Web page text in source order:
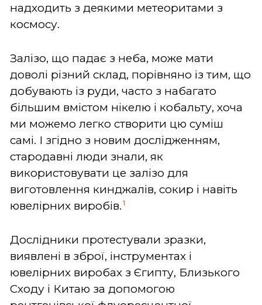
надходить з деякими метеоритами з
космосу.
Залізо, що падає з неба, може мати
доволі різний склад, порівняно із тим, що
добувають із руди, часто з набагато
більшим вмістом нікелю і кобальту, хоча
ми можемо легко створити цю суміш
самі. І згідно з новим дослідженням,
стародавні люди знали, як
використовувати це залізо для
виготовлення кинджалів, сокир і навіть
ювелірних виробів. 1
Дослідники протестували зразки,
виявлені в зброї, інструментах і
ювелірних виробах з Єгипту, Близького
Сходу і Китаю за допомогою